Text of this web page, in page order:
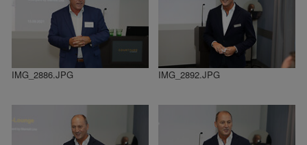
IMG_2886.JPG IMG_2892.JPG